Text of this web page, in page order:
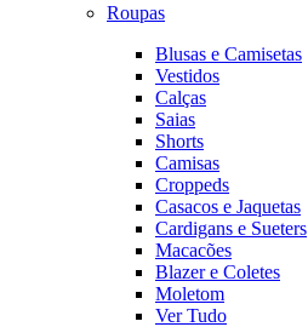
Roupas
Blusas e Camisetas
Vestidos
Calças
Saias
Shorts
Camisas
Croppeds
Casacos e Jaquetas
Cardigans e Sueters
Macacões
Blazer e Coletes
Moletom
Ver Tudo